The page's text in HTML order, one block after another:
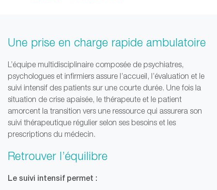
Une prise en charge rapide ambulatoire
L’équipe multidisciplinaire composée de psychiatres,
psychologues et infirmiers assure l’accueil, l’évaluation et le
suivi intensif des patients sur une courte durée. Une fois la
situation de crise apaisée, le thérapeute et le patient
amorcent la transition vers une ressource qui assurera son
suivi thérapeutique régulier selon ses besoins et les
prescriptions du médecin.
Retrouver l’équilibre
Le suivi intensif permet :